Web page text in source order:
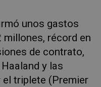
unos gastos
récord en
de contrato,
y las
el triplete (Premier